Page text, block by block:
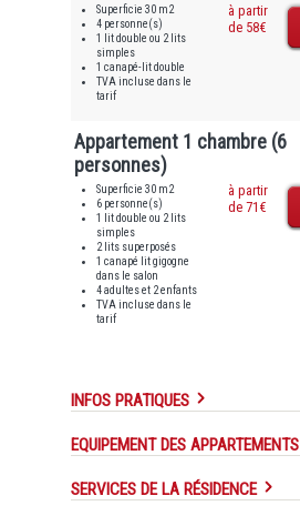
Superficie 30 m2
4 personne(s)
1 lit double ou 2 lits
simples
1 canapé-lit double
TVA incluse dans le
tarif
à partir
de 58€
Appartement 1 chambre (6
personnes)
Superficie 30 m2
6 personne(s)
1 lit double ou 2 lits
simples
2 lits superposés
1 canapé lit gigogne
dans le salon
4 adultes et 2 enfants
TVA incluse dans le
tarif
à partir
de 71€
INFOS PRATIQUES
EQUIPEMENT DES APPARTEMENTS
SERVICES DE LA RÉSIDENCE